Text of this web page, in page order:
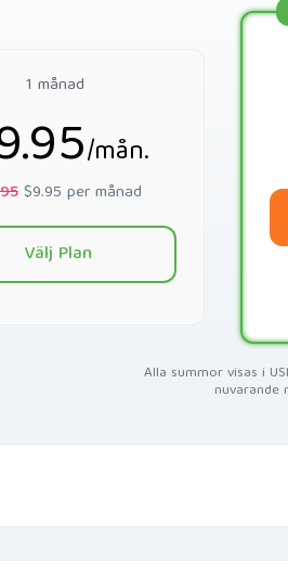
1 månad
/mån.
$9.95 per månad
Välj Plan
Alla summor visas i
nuvarande